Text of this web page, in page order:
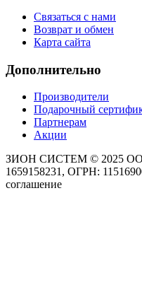
Связаться с нами
Возврат и обмен
Карта сайта
Дополнительно
Производители
Подарочный
Партнерам
Акции
ЗИОН СИСТЕМ © 2025
1659158231, ОГРН:
соглашение